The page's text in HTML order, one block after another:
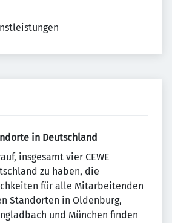
in Deutschland
insgesamt vier CEWE
zu haben, die
für alle Mitarbeitenden
Standorten in Oldenburg,
und München finden